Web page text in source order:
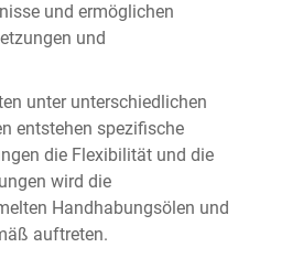
und ermöglichen
und
unter unterschiedlichen
entstehen spezifische
die Flexibilität und die
wird die
Handhabungsölen und
auftreten.